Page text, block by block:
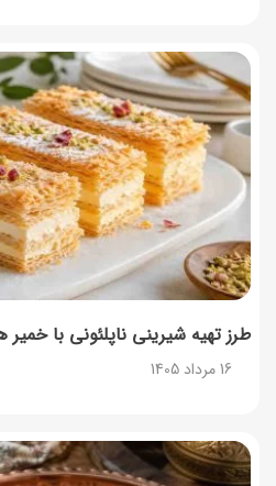
طرز تهیه شیرینی ناپلئونی با خمیر
16 مرداد 1405
۳۵ لیست غذاهای جدید و متفاوت؛ برای ناهار و مهمانی
14 مرداد 1405
طرز تهیه پش ملبا
13 مرداد 1405